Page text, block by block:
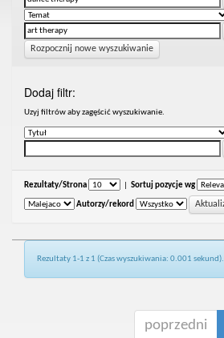
Rozpocznij nowe wyszukiwanie
Dodaj filtr:
Uzyj filtrów aby zagęścić wyszukiwanie.
Rezultaty/Strona Sortuj pozycje wg
Autorzy/rekord
Rezultaty 1-1 z 1 (Czas wyszukiwania: 0.001 sekund).
poprzedni